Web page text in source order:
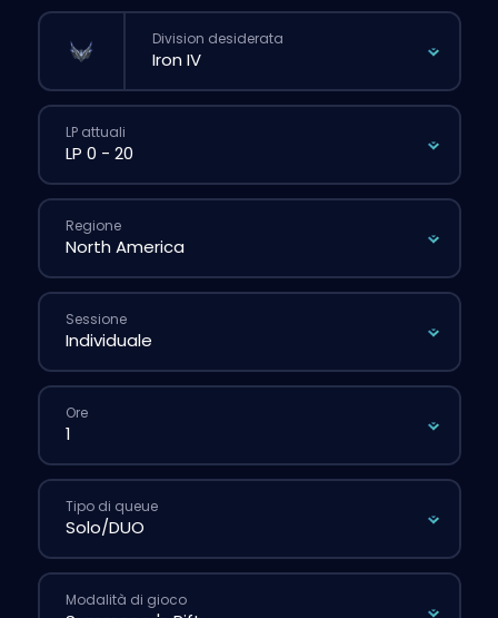
Division desiderata
LP attuali
Regione
Sessione
Ore
Tipo di queue
Modalità di gioco